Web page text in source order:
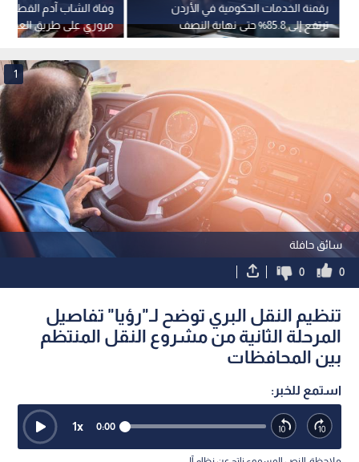
وفاة الشاب آدم
مروري على طريق العقبة-
رقمنة الخدمات الحكومية في الأردن
ترتفع إلى 85.8% حتى نهاية النصف
الأول من 2026
سائق حافلة
1
0
0
تنظيم النقل البري توضح لـ"رؤيا" تفاصيل
المرحلة الثانية من مشروع النقل المنتظم
بين المحافظات
استمع للخبر:
0:00
1x